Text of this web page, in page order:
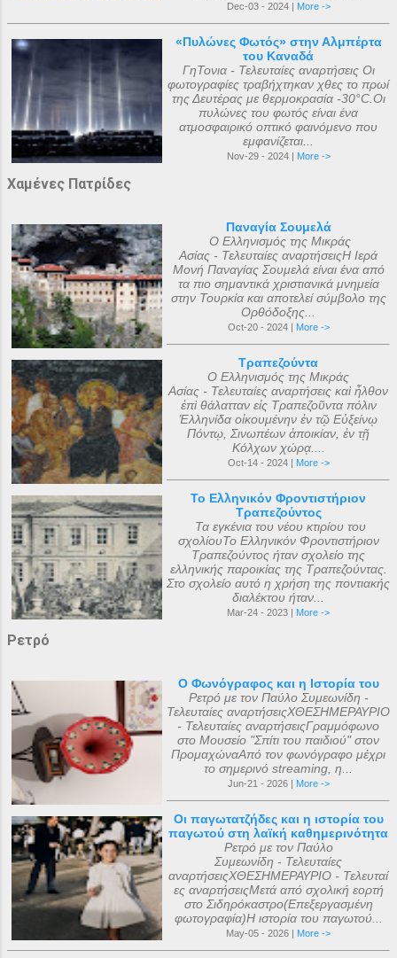
Dec-03 - 2024 | More ->
«Πυλώνες Φωτός» στην Αλμπέρτα
του Καναδά
ΓηΤονια - Τελευταίες αναρτήσεις Οι
φωτογραφίες τραβήχτηκαν χθες το πρωί
της Δευτέρας με θερμοκρασία -30°C.Οι
πυλώνες του φωτός είναι ένα
ατμοσφαιρικό οπτικό φαινόμενο που
εμφανίζεται...
Nov-29 - 2024 | More ->
Χαμένες Πατρίδες
Παναγία Σουμελά
Ο Ελληνισμός της Μικράς
Ασίας - Τελευταίες αναρτήσειςΗ Ιερά
Μονή Παναγίας Σουμελά είναι ένα από
τα πιο σημαντικά χριστιανικά μνημεία
στην Τουρκία και αποτελεί σύμβολο της
Ορθόδοξης...
Oct-20 - 2024 | More ->
Τραπεζούντα
Ο Ελληνισμός της Μικράς
Ασίας - Τελευταίες αναρτήσεις καὶ ἦλθον
ἐπὶ θάλατταν εἰς Τραπεζοῦντα πόλιν
Ἑλληνίδα οἰκουμένην ἐν τῷ Εὐξείνῳ
Πόντῳ, Σινωπέων ἀποικίαν, ἐν τῇ
Κόλχων χώρᾳ....
Oct-14 - 2024 | More ->
Το Ελληνικόν Φροντιστήριον
Τραπεζούντος
Τα εγκένια του νέου κτιρίου του
σχολίουΤο Ελληνικόν Φροντιστήριον
Τραπεζούντος ήταν σχολείο της
ελληνικής παροικίας της Τραπεζούντας.
Στο σχολείο αυτό η χρήση της ποντιακής
διαλέκτου ήταν...
Mar-24 - 2023 | More ->
Ρετρό
Ο Φωνόγραφος και η Ιστορία του
Ρετρό με τον Παύλο Συμεωνίδη -
Τελευταίες αναρτήσειςΧΘΕΣΗΜΕΡΑΥΡΙΟ
- Τελευταίες αναρτήσειςΓραμμόφωνο
στο Μουσείο "Σπίτι του παιδιού" στον
ΠρομαχώναΑπό τον φωνόγραφο μέχρι
το σημερινό streaming, η...
Jun-21 - 2026 | More ->
Οι παγωτατζήδες και η ιστορία του
παγωτού στη λαϊκή καθημερινότητα
Ρετρό με τον Παύλο
Συμεωνίδη - Τελευταίες
αναρτήσειςΧΘΕΣΗΜΕΡΑΥΡΙΟ - Τελευταί
ες αναρτήσειςΜετά από σχολική εορτή
στο Σιδηρόκαστρο(Επεξεργασμένη
φωτογραφία)Η ιστορία του παγωτού...
May-05 - 2026 | More ->